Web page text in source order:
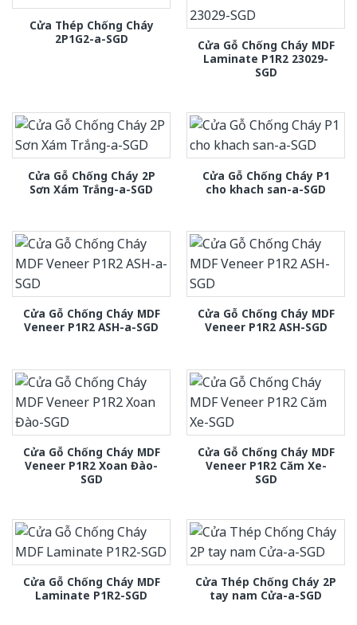
Cửa Thép Chống Cháy
2P1G2-a-SGD
Cửa Gỗ Chống Cháy MDF
Laminate P1R2 23029-
SGD
Cửa Gỗ Chống Cháy 2P
Sơn Xám Trắng-a-SGD
Cửa Gỗ Chống Cháy P1
cho khach san-a-SGD
Cửa Gỗ Chống Cháy MDF
Veneer P1R2 ASH-a-SGD
Cửa Gỗ Chống Cháy MDF
Veneer P1R2 ASH-SGD
Cửa Gỗ Chống Cháy MDF
Veneer P1R2 Xoan Đào-
SGD
Cửa Gỗ Chống Cháy MDF
Veneer P1R2 Căm Xe-
SGD
Cửa Gỗ Chống Cháy MDF
Laminate P1R2-SGD
Cửa Thép Chống Cháy 2P
tay nam Cửa-a-SGD